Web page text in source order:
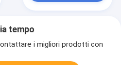
tempo
i migliori prodotti con